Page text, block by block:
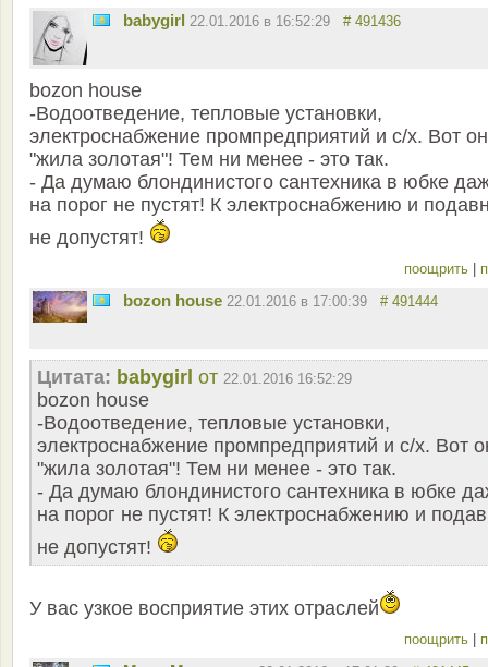
babygirl 22.01.2016 в 16:52:29 # 491436
bozon house
-Водоотведение, тепловые установки,
электроснабжение промпредприятий и с/х. Вот
"жила золотая"! Тем ни менее - это так.
- Да думаю блондинистого сантехника в юбке
на порог не пустят! К электроснабжению и
не допустят!
поощрить
bozon house 22.01.2016 в 17:00:39 # 491444
Цитата: babygirl от 22.01.2016 16:52:29
bozon house
-Водоотведение, тепловые установки,
электроснабжение промпредприятий и с/х. Вот
"жила золотая"! Тем ни менее - это так.
- Да думаю блондинистого сантехника в юбке
на порог не пустят! К электроснабжению и
не допустят!
У вас узкое восприятие этих отраслей
поощрить